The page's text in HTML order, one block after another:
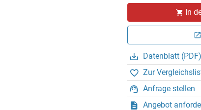
In
Datenblatt (PDF)
Zur
Anfrage stellen
Angebot